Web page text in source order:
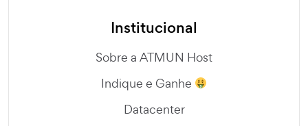
Institucional
Sobre a ATMUN Host
Indique e Ganhe
Datacenter